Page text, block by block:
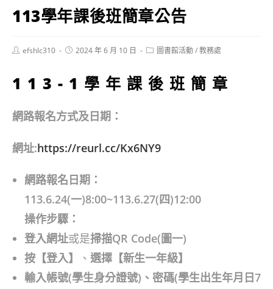
113學年課後班簡章公告
Postefshlc310
Post2024 年 6 月 10 日
Post圖書館活動/教務處
113-1學年課後班簡章
網路報名方式及日期：
網址:https://reurl.cc/Kx6NY9
網路報名日期：
113.6.24(一)8:00~113.6.27(四)12:00
操作步驟：
登入網址或是掃描QR Code(圖一)
按【登入】
、 選擇【新生一年級】
輸入帳號(學生身分證號)、密碼(學生出生年月日7